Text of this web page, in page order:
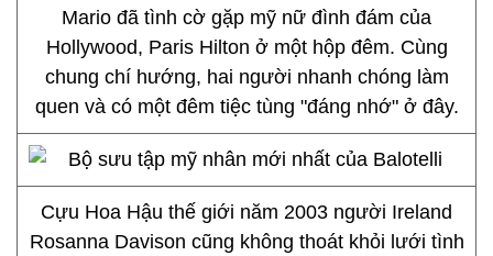
Mario đã tình cờ gặp mỹ nữ đình đám của
Hollywood, Paris Hilton ở một hộp đêm. Cùng
chung chí hướng, hai người nhanh chóng làm
quen và có một đêm tiệc tùng "đáng nhớ" ở đây.
Cựu Hoa Hậu thế giới năm 2003 người Ireland
Rosanna Davison cũng không thoát khỏi lưới tình